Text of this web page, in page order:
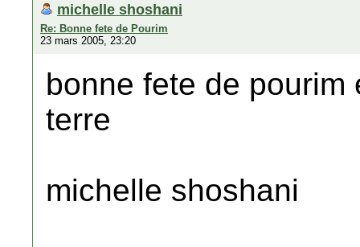
michelle shoshani
Re: Bonne fete de Pourim
23 mars 2005, 23:20
bonne fete de
terre
michelle shoshani